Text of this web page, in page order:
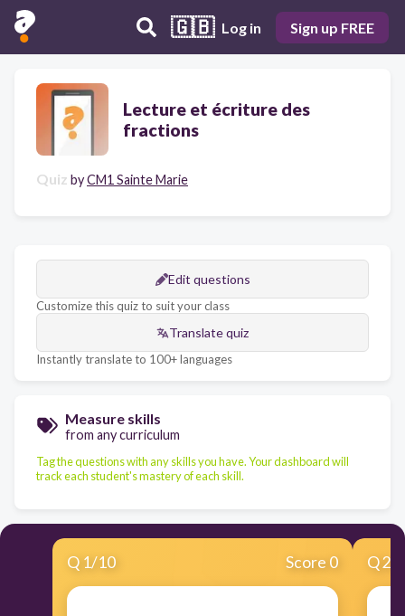
🇬🇧 Log in Sign up FREE
Lecture et écriture des
fractions
Quiz byCM1 Sainte Marie
Edit questions
Customize this quiz to suit your class
Translate quiz
Instantly translate to 100+ languages
Measure skills
from any curriculum
Tag the questions with any skills you have. Your dashboard will
track each student's mastery of each skill.
Q 1/10 Score 0 Q2